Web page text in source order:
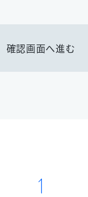
確認画面へ進む